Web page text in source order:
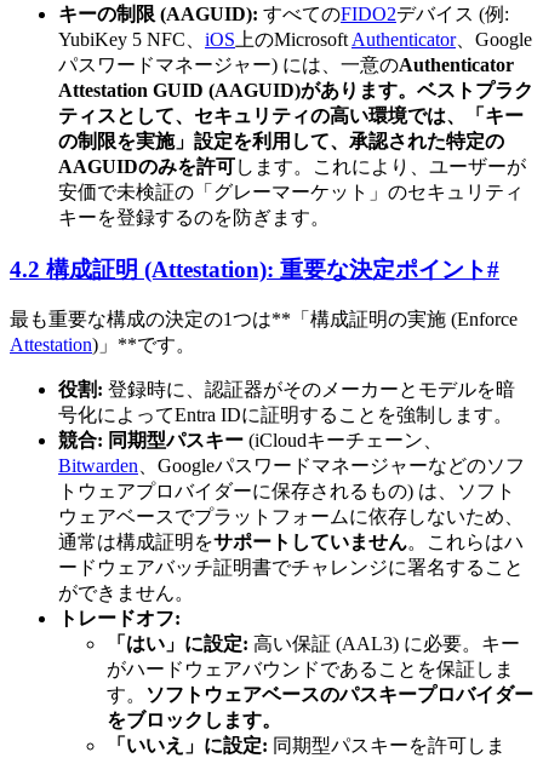
キーの制限 (AAGUID): すべてのFIDO2デバイス (例:
YubiKey 5 NFC、 iOS 上のMicrosoft Authenticator、Google
パスワードマネージャー) には、一意のAuthenticator
Attestation GUID (AAGUID)があります。ベストプラク
ティスとして、セキュリティの高い環境では、「キー
の制限を実施」設定を利用して、承認された特定の
AAGUIDのみを許可します。これにより、ユーザーが
安価で未検証の「グレーマーケット」のセキュリティ
キーを登録するのを防ぎます。
4.2 構成証明 (Attestation): 重要な決定ポイント#
最も重要な構成の決定の1つは**「構成証明の実施 (Enforce
Attestation)」**です。
役割: 登録時に、認証器がそのメーカーとモデルを暗
号化によってEntra IDに証明することを強制します。
競合: 同期型パスキー (iCloudキーチェーン、
Bitwarden 、Googleパスワードマネージャーなどのソフ
トウェアプロバイダーに保存されるもの) は、ソフト
ウェアベースでプラットフォームに依存しないため、
通常は構成証明をサポートしていません。これらはハ
ードウェアバッチ証明書でチャレンジに署名すること
ができません。
トレードオフ:
「はい」に設定: 高い保証 (AAL3) に必要。キー
がハードウェアバウンドであることを保証しま
す。
ソフトウェアベースのパスキープロバイダー
をブロックします。
「いいえ」に設定: 同期型パスキーを許可しま